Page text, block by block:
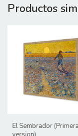
Productos
El Sembrador (Primera